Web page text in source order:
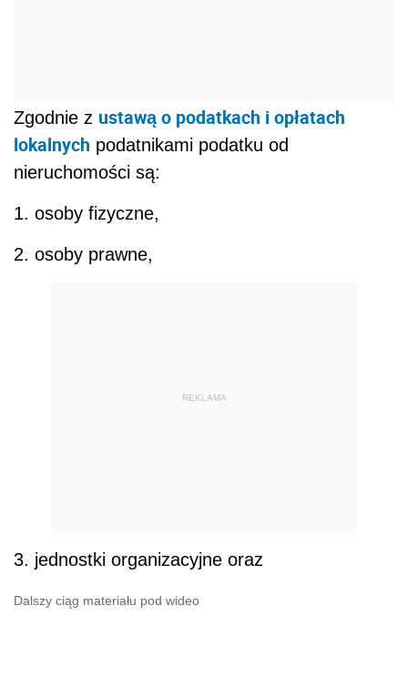
Zgodnie z ustawą o podatkach i opłatach
lokalnych podatnikami podatku od
nieruchomości są:
1. osoby fizyczne,
2. osoby prawne,
REKLAMA
3. jednostki organizacyjne oraz
Dalszy ciąg materiału pod wideo